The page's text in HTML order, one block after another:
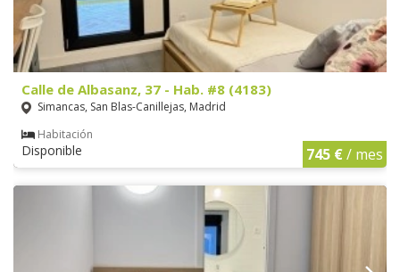
Calle de Albasanz, 37 - Hab. #8 (4183)
Simancas, San Blas-Canillejas, Madrid
Habitación
Disponible 745 €/ mes